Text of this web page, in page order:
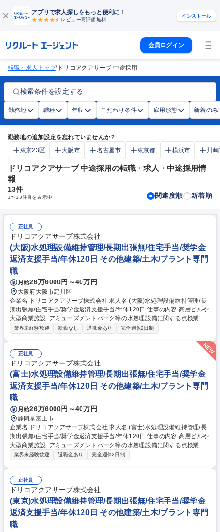
アプリで求人探しをもっと便利に！
レビュー高評価無料
インストール
会員ログイン
転職・求人トップ/ ドリコアクアサーブ 中途採用
検索条件を設定する
勤務地 職種 年収 こだわり条件 雇用形態 新着のみ
勤務地の追加設定を忘れていませんか？
東京23区
大阪市 名古屋市 東京都 横浜市 川
ドリコアクアサーブ 中途採用の転職・求人・中途採用情
報
13件
1〜13件目を表示中 関連度順 新着順
正社員
ドリコアクアサーブ株式会社
(大阪)水処理設備維持管理/長期出張無/住宅手当/奨学金
返済支援手当/年休120日 その他建築/土木/プラント専門
職
月給26万6000円～40万円
大阪府大阪市淀川区
企業名 ドリコアクアサーブ株式会社 求人名 (大阪)水処理設備維持管理/長
期出張無/住宅手当/奨学金返済支援手当/年休120日 仕事の内容 高層ビルや
大型商業施設･アミューズメントパーク等の水処理設備に関する点検業務
をお任せします。需要の高い施設及び、1つの現場規模が大きな業務のダ
の機能確認、フィルタの洗浄(交換作業を含む) ・運転調整等 ※自然環境で
生息する土壌菌群のバイオ作用をコンパクトにシステム化 した『ドリコバ
イオリアクターシステム』や、排水処理場における 脱水･濃縮装置『ソマ
プレス』等、高機能な装置も提案しています。 【業務内容の変更の範囲】
当社業務全般 募集職種 (大阪)水処理設備維持管理/長期出張無/住宅手当/奨
学金返済支援手当/年休120日
業界未経験歓迎 転勤なし 退職金あり 完全週休2日制
正社員
ドリコアクアサーブ株式会社
(富士)水処理設備維持管理/長期出張無/住宅手当/奨学金
返済支援手当/年休120日 その他建築/土木/プラント専門
職
月給26万6000円～40万円
静岡県富士市
企業名 ドリコアクアサーブ株式会社 求人名 (富士)水処理設備維持管理/長
期出張無/住宅手当/奨学金返済支援手当/年休120日 仕事の内容 高層ビルや
大型商業施設･アミューズメントパーク等の水処理設備に関する点検業務
をお任せします。需要の高い施設及び、1つの現場規模が大きな業務のダ
生息する土壌菌群のバイオ作用をコンパクトにシステム化 した『ドリコバ
イオリアクターシステム』や、排水処理場における 脱水･濃縮装置『ソマ
プレス』等、高機能な装置も提案しています。 【業務内容の変更の範囲】
当社業務全般 募集職種 (富士)水処理設備維持管理/長期出張無/住宅手当/奨
学金返済支援手当/年休120日
業界未経験歓迎 退職金あり 完全週休2日制
正社員
ドリコアクアサーブ株式会社
(東京)水処理設備維持管理/長期出張無/住宅手当/奨学金
返済支援手当/年休120日 その他建築/土木/プラント専門
職